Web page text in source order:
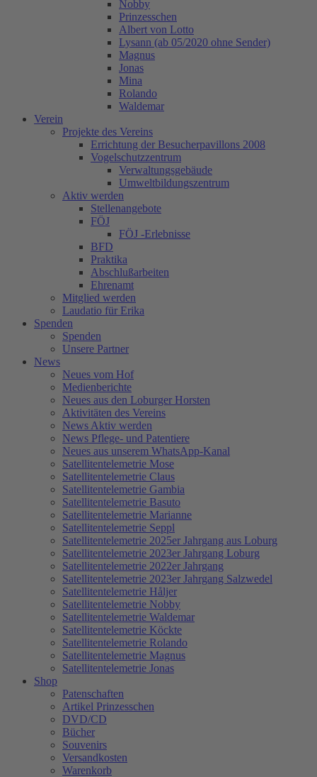
Nobby
Prinzesschen
Albert von Lotto
Lysann (ab 05/2020 ohne Sender)
Magnus
Jonas
Mina
Rolando
Waldemar
Verein
Projekte des Vereins
Errichtung der Besucherpavillons 2008
Vogelschutzzentrum
Verwaltungsgebäude
Umweltbildungszentrum
Aktiv werden
Stellenangebote
FÖJ
FÖJ -Erlebnisse
BFD
Praktika
Abschlußarbeiten
Ehrenamt
Mitglied werden
Laudatio für Erika
Spenden
Spenden
Unsere Partner
News
Neues vom Hof
Medienberichte
Neues aus den Loburger Horsten
Aktivitäten des Vereins
News Aktiv werden
News Pflege- und Patentiere
Neues aus unserem WhatsApp-Kanal
Satellitentelemetrie Mose
Satellitentelemetrie Claus
Satellitentelemetrie Gambia
Satellitentelemetrie Basuto
Satellitentelemetrie Marianne
Satellitentelemetrie Seppl
Satellitentelemetrie 2025er Jahrgang aus Loburg
Satellitentelemetrie 2023er Jahrgang Loburg
Satellitentelemetrie 2022er Jahrgang
Satellitentelemetrie 2023er Jahrgang Salzwedel
Satellitentelemetrie Håljer
Satellitentelemetrie Nobby
Satellitentelemetrie Waldemar
Satellitentelemetrie Köckte
Satellitentelemetrie Rolando
Satellitentelemetrie Magnus
Satellitentelemetrie Jonas
Shop
Patenschaften
Artikel Prinzesschen
DVD/CD
Bücher
Souvenirs
Versandkosten
Warenkorb